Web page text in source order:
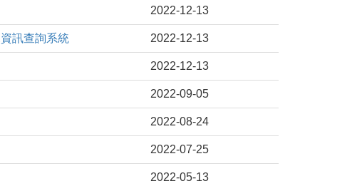
2022-12-13
訊查詢系統 2022-12-13
2022-12-13
2022-09-05
2022-08-24
2022-07-25
2022-05-13